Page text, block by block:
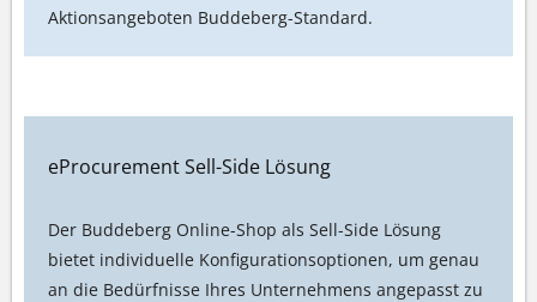
Aktionsangeboten Buddeberg-Standard.
eProcurement Sell-Side Lösung
Der Buddeberg Online-Shop als Sell-Side Lösung
bietet individuelle Konfigurationsoptionen, um genau
an die Bedürfnisse Ihres Unternehmens angepasst zu